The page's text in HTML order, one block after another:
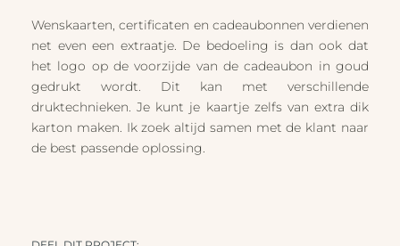
Wenskaarten, certificaten en cadeaubonnen verdienen
net even een extraatje. De bedoeling is dan ook dat
het logo op de voorzijde van de cadeaubon in goud
gedrukt wordt. Dit kan met verschillende
druktechnieken. Je kunt je kaartje zelfs van extra dik
karton maken. Ik zoek altijd samen met de klant naar
de best passende oplossing.